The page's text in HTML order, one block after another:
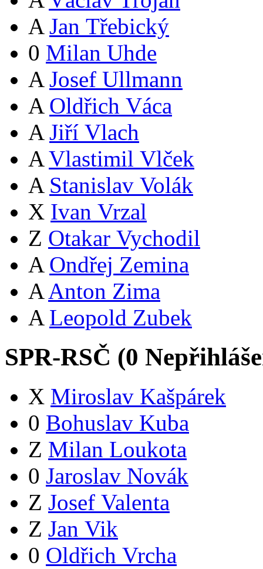
A Jan Třebický
0 Milan Uhde
A Josef Ullmann
A Oldřich Váca
A Jiří Vlach
A Vlastimil Vlček
A Stanislav Volák
X Ivan Vrzal
Z Otakar Vychodil
A Ondřej Zemina
A Anton Zima
A Leopold Zubek
SPR-RSČ (0
X Miroslav Kašpárek
0 Bohuslav Kuba
Z Milan Loukota
0 Jaroslav Novák
Z Josef Valenta
Z Jan Vik
0 Oldřich Vrcha